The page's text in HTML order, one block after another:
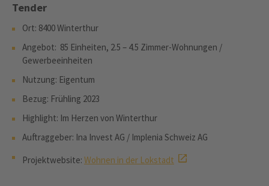
Tender
Ort: 8400 Winterthur
Angebot: 85 Einheiten, 2.5 – 4.5 Zimmer-Wohnungen /
Gewerbeeinheiten
Nutzung: Eigentum
Bezug: Frühling 2023
Highlight: Im Herzen von Winterthur
Auftraggeber: Ina Invest AG / Implenia Schweiz AG
Projektwebsite: Wohnen in der Lokstadt